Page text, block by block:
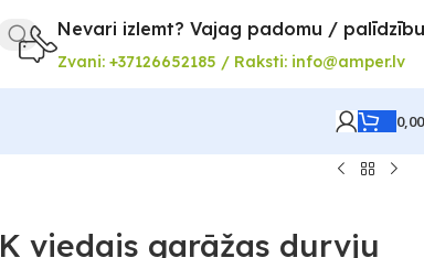
Nevari izlemt? Vajag padomu /
Zvani: +37126652185 / Raksti: info@amper.lv
viedais garāžas durvju